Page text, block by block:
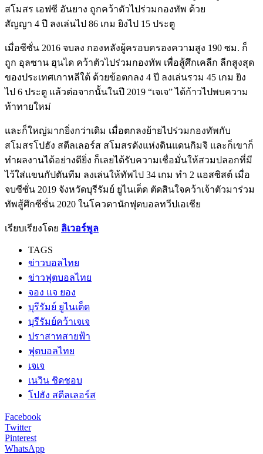
สโมสร เอฟซี อันยาง ถูกคว้าตัวไปร่วมกองทัพ ด้วย
สัญญา 4 ปี ลงเล่นไป 86 เกม ยิงไป 15 ประตู
เมื่อซีซั่น 2016 จบลง กองหลังผู้ครอบครองความสูง 190 ซม. ก็
ถูก อุลซาน ฮุนได คว้าตัวไปร่วมกองทัพ เพื่อสู้ศึกเคลีก ลีกสูงสุด
ของประเทศเกาหลีใต้ ด้วยข้อตกลง 4 ปี ลงเล่นรวม 45 เกม ยิง
ไป 6 ประตู แล้วต่อจากนั้นในปี 2019 “เจเจ” ได้ก้าวไปพบความ
ท้าทายใหม่
และก็ใหญ่มากยิ่งกว่าเดิม เมื่อตกลงย้ายไปร่วมกองทัพกับ
สโมสรโปฮัง สตีลเลอร์ส สโมสรดังแห่งดินแดนกิมจิ และก็เขาก็
ทำผลงานได้อย่างดียิ่ง ก็เลยได้รับความเชื่อมั่นให้สวมปลอกที่มี
ไว้ใส่แขนกัปตันทีม ลงเล่นให้ทัพไป 34 เกม ทำ 2 แอสซิสต์ เมื่อ
จบซีซั่น 2019 จังหวัดบุรีรัมย์ ยูไนเต็ด ตัดสินใจคว้าเจ้าตัวมาร่วม
ทัพสู้ศึกซีซั่น 2020 ในโควตานักฟุตบอลทวีปเอเชีย
เรียบเรียงโดย ลิเวอร์พูล
TAGS
ข่าวบอลไทย
ข่าวฟุตบอลไทย
จอง แจ ยอง
บุรีรัมย์ ยูไนเต็ด
บุรีรัมย์คว้าเจเจ
ปราสาทสายฟ้า
ฟุตบอลไทย
เจเจ
เนวิน ชิดชอบ
โปฮัง สตีลเลอร์ส
Facebook
Twitter
Pinterest
WhatsApp